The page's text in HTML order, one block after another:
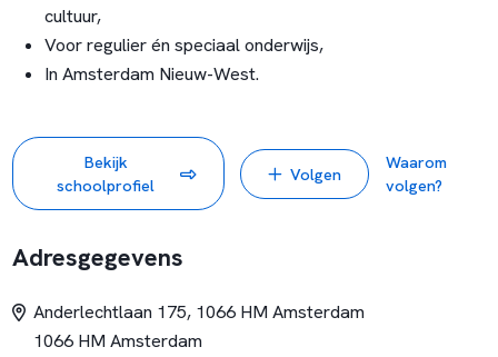
cultuur,
Voor regulier én speciaal onderwijs,
In Amsterdam Nieuw-West.
Bekijk
schoolprofiel
Volgen
Waarom
volgen?
Adresgegevens
Anderlechtlaan 175, 1066 HM Amsterdam
1066 HM Amsterdam